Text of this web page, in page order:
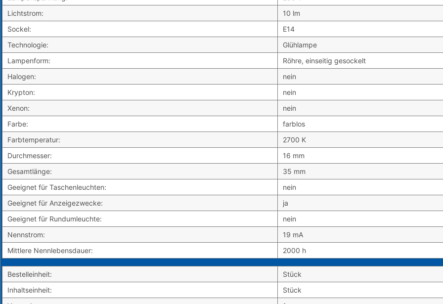
Lichtstrom:
10 lm
Sockel:
E14
Technologie:
Glühlampe
Lampenform:
Röhre, einseitig gesockelt
Halogen:
nein
Krypton:
nein
Xenon:
nein
Farbe:
farblos
Farbtemperatur:
2700 K
Durchmesser:
16 mm
Gesamtlänge:
35 mm
Geeignet für Taschenleuchten:
nein
Geeignet für Anzeigezwecke:
ja
Geeignet für Rundumleuchte:
nein
Nennstrom:
19 mA
Mittlere Nennlebensdauer:
2000 h
Bestelleinheit:
Stück
Inhaltseinheit:
Stück